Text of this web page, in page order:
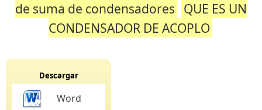
de suma de condensadores QUE ES UN
CONDENSADOR DE ACOPLO
Descargar
Word